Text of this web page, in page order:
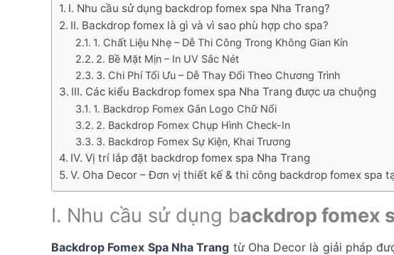
I. Nhu cầu sử dụng backdrop fomex spa Nha Trang?
II. Backdrop fomex là gì và vì sao phù hợp cho spa?
1. Chất Liệu Nhẹ – Dễ Thi Công Trong Không Gian Kín
2. Bề Mặt Mịn – In UV Sắc Nét
3. Chi Phí Tối Ưu – Dễ Thay Đổi Theo Chương Trình
III. Các kiểu Backdrop fomex spa Nha Trang được ưa chuộng
1. Backdrop Fomex Gắn Logo Chữ Nổi
2. Backdrop Fomex Chụp Hình Check-In
3. Backdrop Fomex Sự Kiện, Khai Trương
IV. Vị trí lắp đặt backdrop fomex spa Nha Trang
V. Oha Decor – Đơn vị thiết kế & thi công backdrop fomex spa
I. Nhu cầu sử dụng backdrop fomex
Backdrop Fomex Spa Nha Trang từ Oha Decor là giải pháp